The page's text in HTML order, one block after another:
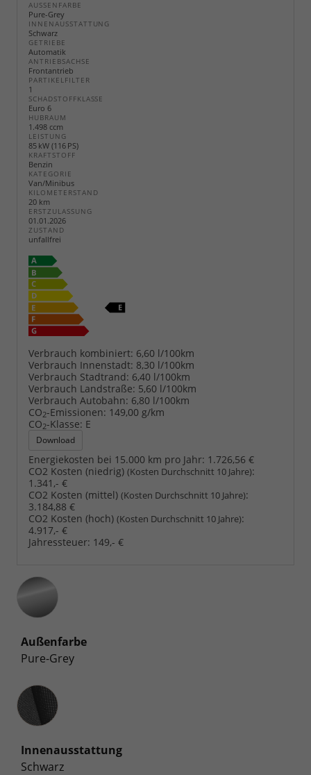
AUSSENFARBE
Pure-Grey
INNENAUSSTATTUNG
Schwarz
GETRIEBE
Automatik
ANTRIEBSACHSE
Frontantrieb
PARTIKELFILTER
1
SCHADSTOFFKLASSE
Euro 6
HUBRAUM
1.498 ccm
LEISTUNG
85 kW (116 PS)
KRAFTSTOFF
Benzin
KATEGORIE
Van/Minibus
KILOMETERSTAND
20 km
ERSTZULASSUNG
01.01.2026
ZUSTAND
unfallfrei
Verbrauch kombiniert: 6,60 l/100km
Verbrauch Innenstadt: 8,30 l/100km
Verbrauch Stadtrand: 6,40 l/100km
Verbrauch Landstraße: 5,60 l/100km
Verbrauch Autobahn: 6,80 l/100km
CO2-Emissionen: 149,00 g/km
CO2-Klasse: E
Download
Energiekosten bei 15.000 km pro Jahr: 1.726,56 €
CO2 Kosten (niedrig) (Kosten Durchschnitt 10 Jahre):
1.341,- €
CO2 Kosten (mittel) (Kosten Durchschnitt 10 Jahre):
3.184,88 €
CO2 Kosten (hoch) (Kosten Durchschnitt 10 Jahre):
4.917,- €
Jahressteuer: 149,- €
Außenfarbe
Pure-Grey
Innenausstattung
Innenausstattung
Schwarz